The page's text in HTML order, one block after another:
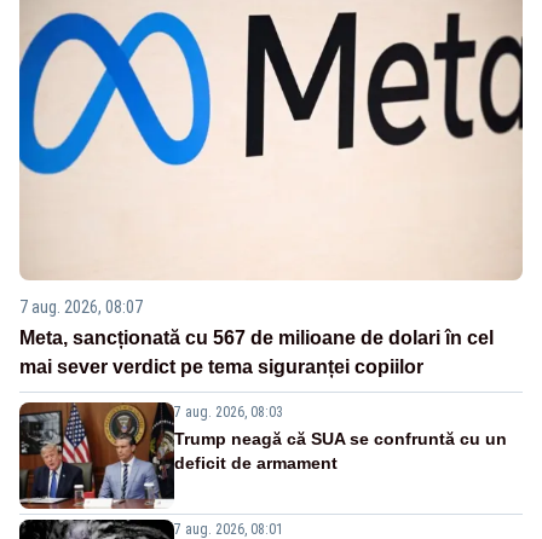
7 aug. 2026, 08:07
Meta, sancționată cu 567 de milioane de dolari în cel
mai sever verdict pe tema siguranței copiilor
7 aug. 2026, 08:03
Trump neagă că SUA se confruntă cu un
deficit de armament
7 aug. 2026, 08:01